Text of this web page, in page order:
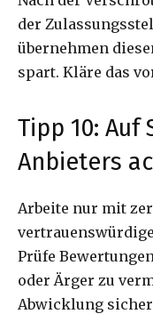
der
übernehmen
spart. Kläre das
Tipp 10:
Anbieters
Arbeite nur mit
Prüfe
oder Ärger zu
Abwicklung